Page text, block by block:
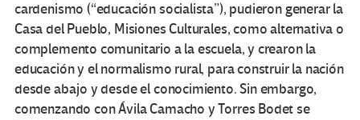
cardenismo (“educación socialista”), pudieron generar la
Casa del Pueblo, Misiones Culturales, como alternativa o
complemento comunitario a la escuela, y crearon la
educación y el normalismo rural, para construir la nación
desde abajo y desde el conocimiento. Sin embargo,
comenzando con Ávila Camacho y Torres Bodet se